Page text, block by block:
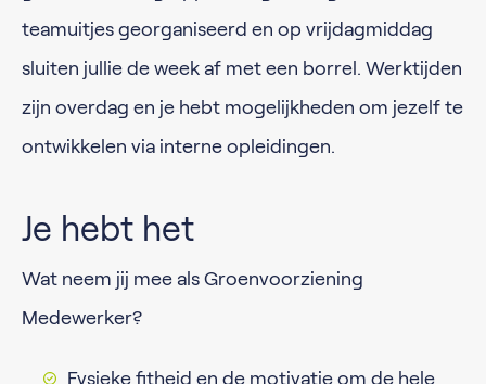
teamuitjes georganiseerd en op vrijdagmiddag
sluiten jullie de week af met een borrel. Werktijden
zijn overdag en je hebt mogelijkheden om jezelf te
ontwikkelen via interne opleidingen.
Je hebt het
Wat neem jij mee als Groenvoorziening
Medewerker?
Fysieke fitheid en de motivatie om de hele